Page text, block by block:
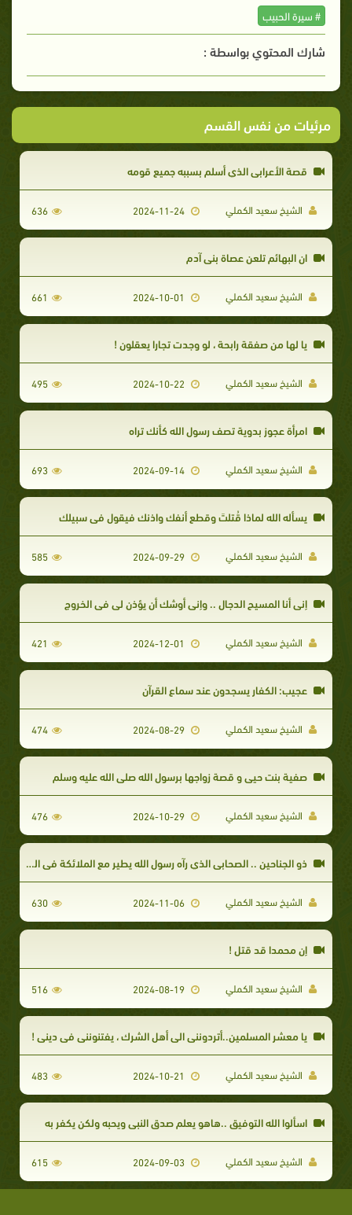
# سيرة الحبيب
شارك المحتوي بواسطة :
مرئيات من نفس القسم
قصة الأعرابي الذي أسلم بسببه جميع قومه
الشيخ سعيد الكملي 2024-11-24
636
ان البهائم تلعن عصاة بني آدم
الشيخ سعيد الكملي 661
يا لها من صفقة رابحة ، لو وجدت تجارا يعقلون !
الشيخ سعيد الكملي 495
امرأة عجوز بدوية تصف رسول الله كأنك تراه
الشيخ سعيد الكملي 2024-09-14
693
يسأله الله لماذا قُتلتَ وقطع أنفك واذنك فيقول في سبيلك
الشيخ سعيد الكملي 2024-09-29
585
إني أنا المسيح الدجال .. وإني أوشك أن يؤذن لي في الخروج
الشيخ سعيد الكملي 421
عجيب: الكفار يسجدون عند سماع القرآن
الشيخ سعيد الكملي 2024-08-29
474
صفية بنت حيي و قصة زواجها برسول الله صلى الله عليه وسلم
الشيخ سعيد الكملي 2024-10-29
476
ذو الجناحين .. الصحابي الذي رآه رسول الله يطير مع الملائكة في الجنة
الشيخ سعيد الكملي 2024-11-06
630
إن محمدا قد قتل !
الشيخ سعيد الكملي 2024-08-19
516
يا معشر المسلمين..أتردونني الى أهل الشرك ، يفتنونني في ديني !
الشيخ سعيد الكملي 483
اسألوا الله التوفيق ..هاهو يعلم صدق النبي ويحبه ولكن يكفر به
الشيخ سعيد الكملي 2024-09-03
615